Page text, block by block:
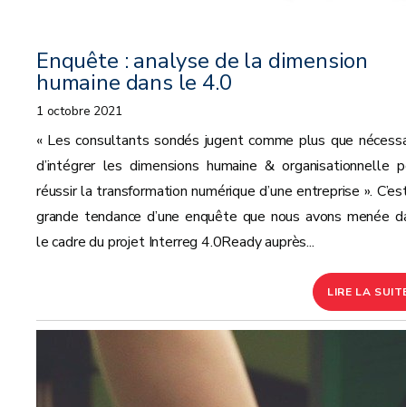
Enquête : analyse de la dimension
humaine dans le 4.0
1 octobre 2021
« Les consultants sondés jugent comme plus que
d’intégrer les dimensions humaine & organisationnelle
réussir la transformation numérique d’une entreprise ».
grande tendance d’une enquête que nous avons menée
le cadre du projet Interreg 4.0Ready auprès...
LIRE LA